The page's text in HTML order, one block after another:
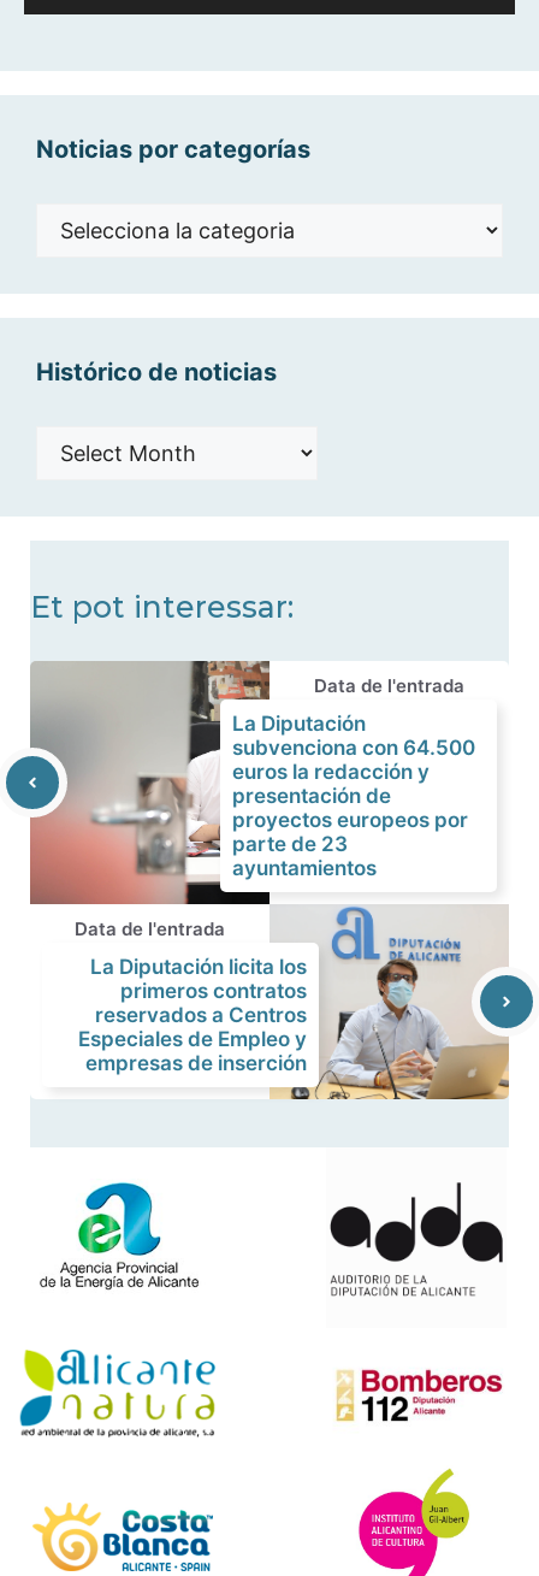
d'àudio
Noticias por categorías
Noticias
Histórico de noticias
Histórico
Et pot interessar:
Data de l'entrada
La Diputación
subvenciona con 64.500
euros la redacción y
presentación de
proyectos europeos por
parte de 23
ayuntamientos
Data de l'entrada
La Diputación licita los
primeros contratos
reservados a Centros
Especiales de Empleo y
empresas de inserción